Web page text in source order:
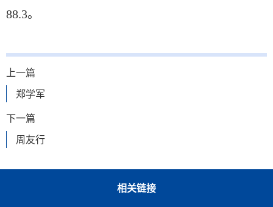
88.3。
上一篇
郑学军
下一篇
周友行
相关链接